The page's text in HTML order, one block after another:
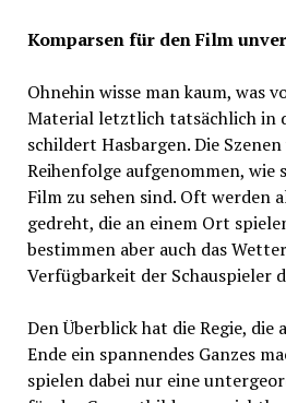
Komparsen für den Film
Ohnehin wisse man kaum, was
Material letztlich tatsächlich in
schildert Hasbargen. Die
Reihenfolge aufgenommen, wie
Film zu sehen sind. Oft werden
gedreht, die an einem Ort
bestimmen aber auch das
Verfügbarkeit der Schauspieler
Den Überblick hat die Regie, die
Ende ein spannendes Ganzes
spielen dabei nur eine